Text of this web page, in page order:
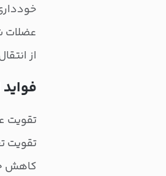
عضلات
از
تقویت
تقویت
کاهش